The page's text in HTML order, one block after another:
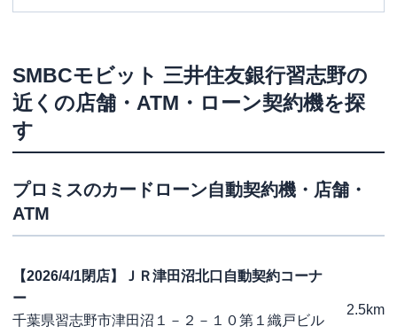
SMBCモビット 三井住友銀行習志野の
近くの店舗・ATM・ローン契約機を探
す
プロミスのカードローン自動契約機・店舗・
ATM
【2026/4/1閉店】ＪＲ津田沼北口自動契約コーナ
ー
千葉県習志野市津田沼１－２－１０第１織戸ビル
2.5km